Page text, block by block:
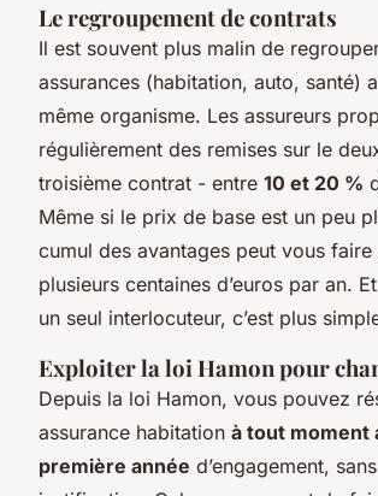
Le regroupement de contrats
Il est souvent plus malin de
assurances (habitation, auto, santé)
même organisme. Les assureurs
régulièrement des remises sur le
troisième contrat - entre 10 et 20 %
Même si le prix de base est un peu
cumul des avantages peut vous faire
plusieurs centaines d’euros par an.
un seul interlocuteur, c’est plus
Exploiter la loi Hamon pour
Depuis la loi Hamon, vous pouvez
assurance habitation à tout moment
première année d’engagement,